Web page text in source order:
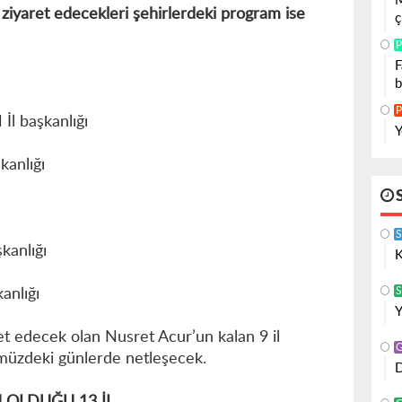
ziyaret edecekleri şehirlerdeki program ise
başkanlığı
edecek olan Nusret Acur’un kalan 9 il
günlerde netleşecek.